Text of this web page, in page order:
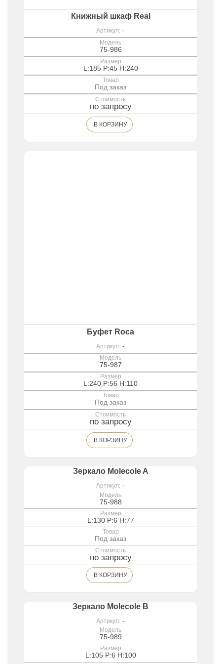
Книжный шкаф Real
Артикул: -
Модель
75-986
Размер
L:185 P:45 H:240
Товар
Под заказ
Стоимость
по запросу
В КОРЗИНУ
Буфет Roca
Артикул: -
Модель
75-987
Размер
L:240 P:56 H:110
Товар
Под заказ
Стоимость
по запросу
В КОРЗИНУ
Зеркало Molecole A
Артикул: -
Модель
75-988
Размер
L:130 P:6 H:77
Товар
Под заказ
Стоимость
по запросу
В КОРЗИНУ
Зеркало Molecole B
Артикул: -
Модель
75-989
Размер
L:105 P:6 H:100